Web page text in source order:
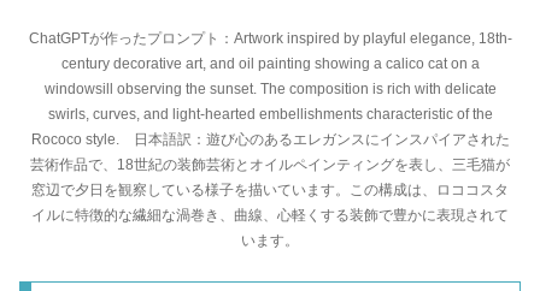
ChatGPTが作ったプロンプト：Artwork inspired by playful elegance, 18th-
century decorative art, and oil painting showing a calico cat on a
windowsill observing the sunset. The composition is rich with delicate
swirls, curves, and light-hearted embellishments characteristic of the
Rococo style. 日本語訳：遊び心のあるエレガンスにインスパイアされた
芸術作品で、18世紀の装飾芸術とオイルペインティングを表し、三毛猫が
窓辺で夕日を観察している様子を描いています。この構成は、ロココスタ
イルに特徴的な繊細な渦巻き、曲線、心軽くする装飾で豊かに表現されて
います。